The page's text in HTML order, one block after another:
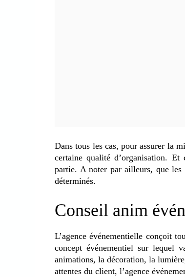
Dans tous les cas, pour assurer la
certaine qualité d’organisation. Et
partie. A noter par ailleurs, que
déterminés.
Conseil anim
L’agence événementielle conçoit
concept événementiel sur lequel
animations, la décoration, la
attentes du client, l’agence